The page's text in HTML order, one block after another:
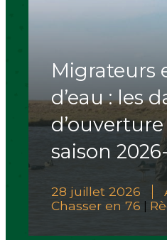
Migrateurs
d’eau : les
saison
28 juillet 2026
Chasser en 76